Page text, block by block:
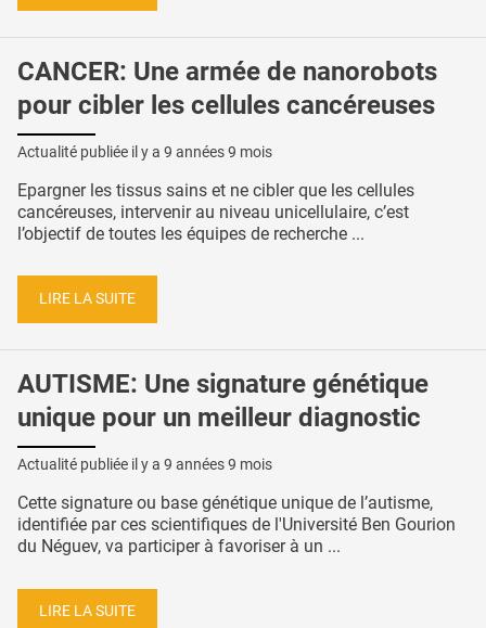
CANCER: Une armée de nanorobots
pour cibler les cellules cancéreuses
Actualité publiée il y a 9 années 9 mois
Epargner les tissus sains et ne cibler que les cellules
cancéreuses, intervenir au niveau unicellulaire, c’est
l’objectif de toutes les équipes de recherche ...
LIRE LA SUITE
AUTISME: Une signature génétique
unique pour un meilleur diagnostic
Actualité publiée il y a 9 années 9 mois
Cette signature ou base génétique unique de l’autisme,
identifiée par ces scientifiques de l'Université Ben Gourion
du Néguev, va participer à favoriser à un ...
LIRE LA SUITE